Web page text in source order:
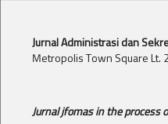
Jurnal Administrasi dan
Metropolis Town Square Lt.
Jurnal jfomas in the process